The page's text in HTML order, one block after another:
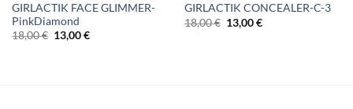
GIRLACTIK FACE GLIMMER-
PinkDiamond
18,00€ Original
price
13,00€Η
GIRLACTIK CONCEALER-C-3
18,00€ Original
price
13,00€Η